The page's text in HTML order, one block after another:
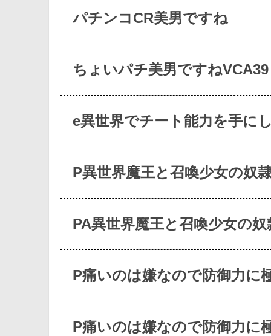
パチンコCR美男ですね
ちょいパチ美男ですねVCA39
e異世界でチート能力を手に
P異世界魔王と召喚少女の奴
PA異世界魔王と召喚少女の
P痛いのは嫌なので防御力に
P痛いのは嫌なので防御力に